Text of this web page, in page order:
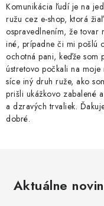
Komunikácia ľudí je na
ružu cez e-shop, ktorá
ospravedlnením, že tovar
iné, prípadne či mi pošlú
ochotná pani, keďže som
ústretovo počkali na
síce iný druh ruže, ako
prišli ukážkovo zabalené
a dzravých trvaliek.
dobré.
Aktuálne